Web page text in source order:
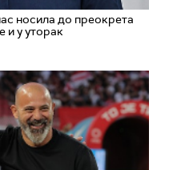
носила до преокрета
и у уторак